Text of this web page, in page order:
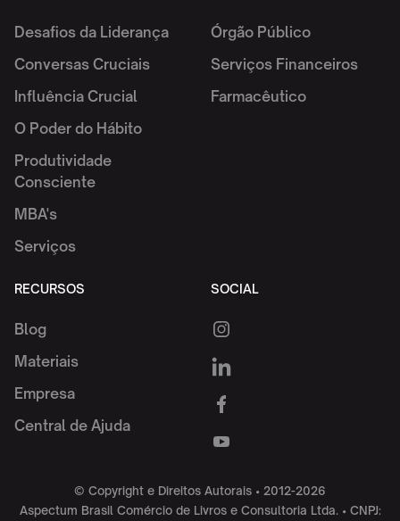
Desafios da Liderança
Conversas Cruciais
Influência Crucial
O Poder do Hábito
Produtividade
Consciente
MBA's
Serviços
Órgão Público
Serviços Financeiros
Farmacêutico
RECURSOS
Blog
Materiais
Empresa
Central de Ajuda
SOCIAL
© Copyright e Direitos Autorais • 2012-2026
Aspectum Brasil Comércio de Livros e Consultoria Ltda. • CNPJ: